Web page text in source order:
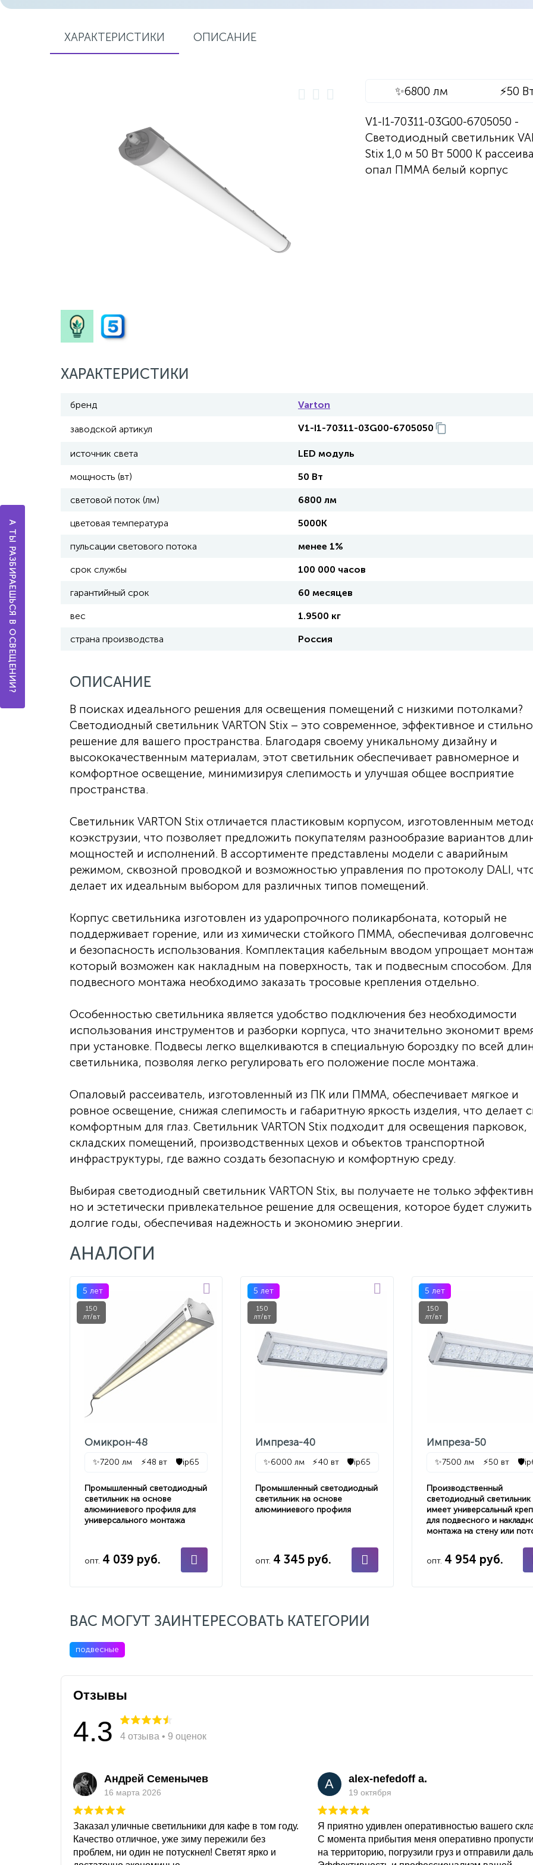
ХАРАКТЕРИСТИКИ ОПИСАНИЕ
✨6800 лм ⚡50
V1-I1-70311-03G00-6705050 -
Светодиодный светильник
Stix 1,0 м 50 Вт 5000 К
опал ПММА белый корпус
ХАРАКТЕРИСТИКИ
бренд Varton
заводской артикул V1-I1-70311-03G00-6705050
источник света LED модуль
мощность (вт) 50 Вт
световой поток (лм) 6800 лм
цветовая температура 5000K
пульсации светового потока менее 1%
срок службы 100 000 часов
гарантийный срок 60 месяцев
вес 1.9500 кг
страна производства Россия
ОПИСАНИЕ
В поисках идеального решения для освещения помещений с низкими потолками?
Светодиодный светильник VARTON Stix – это современное, эффективное и
решение для вашего пространства. Благодаря своему уникальному дизайну и
высококачественным материалам, этот светильник обеспечивает равномерное и
комфортное освещение, минимизируя слепимость и улучшая общее восприятие
пространства.
Светильник VARTON Stix отличается пластиковым корпусом, изготовленным
коэкструзии, что позволяет предложить покупателям разнообразие вариантов
мощностей и исполнений. В ассортименте представлены модели с аварийным
режимом, сквозной проводкой и возможностью управления по протоколу DALI,
делает их идеальным выбором для различных типов помещений.
Корпус светильника изготовлен из ударопрочного поликарбоната, который не
поддерживает горение, или из химически стойкого ПММА, обеспечивая
и безопасность использования. Комплектация кабельным вводом упрощает
который возможен как накладным на поверхность, так и подвесным способом. Для
подвесного монтажа необходимо заказать тросовые крепления отдельно.
Особенностью светильника является удобство подключения без необходимости
использования инструментов и разборки корпуса, что значительно экономит
при установке. Подвесы легко вщелкиваются в специальную бороздку по всей
светильника, позволяя легко регулировать его положение после монтажа.
Опаловый рассеиватель, изготовленный из ПК или ПММА, обеспечивает мягкое и
ровное освещение, снижая слепимость и габаритную яркость изделия, что делает
комфортным для глаз. Светильник VARTON Stix подходит для освещения парковок,
складских помещений, производственных цехов и объектов транспортной
инфраструктуры, где важно создать безопасную и комфортную среду.
Выбирая светодиодный светильник VARTON Stix, вы получаете не только
но и эстетически привлекательное решение для освещения, которое будет
долгие годы, обеспечивая надежность и экономию энергии.
АНАЛОГИ
5 лет
150
лт/вт
Омикрон-48
✨7200 лм ⚡48 вт 🛡️ip65
Промышленный светодиодный
светильник на основе
алюминиевого профиля для
универсального монтажа
опт. 4 039 руб.
5 лет
150
лт/вт
Импреза-40
✨6000 лм ⚡40 вт 🛡️ip65
Промышленный светодиодный
светильник на основе
алюминиевого профиля
опт. 4 345 руб.
5 лет
150
лт/вт
Импреза-50
✨7500 лм ⚡50 вт 🛡️
Производственный
светодиодный светильник
имеет универсальный
для подвесного и
монтажа на стену или
опт. 4 954 руб.
ВАС МОГУТ ЗАИНТЕРЕСОВАТЬ КАТЕГОРИИ
подвесные
Отзывы
4.3 4 отзыва • 9 оценок
Андрей Семенычев
16 марта 2026
Заказал уличные светильники для кафе в том году.
Качество отличное, уже зиму пережили без
проблем, ни один не потускнел! Светят ярко и
A alex-nefedoff a.
19 октября
Я приятно удивлен оперативностью вашего
С момента прибытия меня оперативно
на территорию, погрузили груз и отправили
А ТЫ РАЗБИРАЕШЬСЯ В ОСВЕЩЕНИИ?